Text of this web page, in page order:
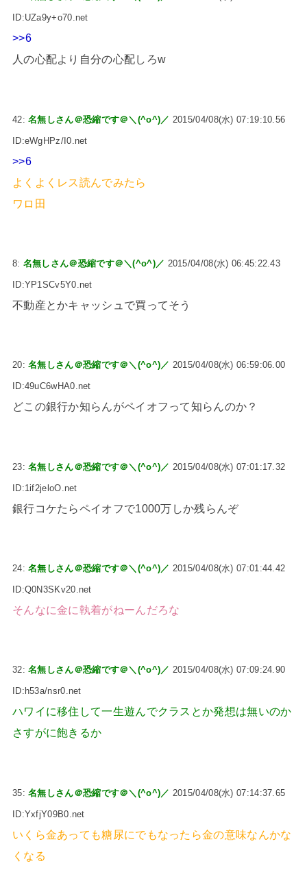
ID:UZa9y+o70.net
>>6
人の心配より自分の心配しろw
42:名無しさん＠恐縮です＠＼(^o^)／ 2015/04/08(水) 07:19:10.56
ID:eWgHPz/I0.net
>>6
よくよくレス読んでみたら
ワロ田
8: 名無しさん＠恐縮です＠＼(^o^)／ 2015/04/08(水) 06:45:22.43
ID:YP1SCv5Y0.net
不動産とかキャッシュで買ってそう
20:名無しさん＠恐縮です＠＼(^o^)／ 2015/04/08(水) 06:59:06.00
ID:49uC6wHA0.net
どこの銀行か知らんがペイオフって知らんのか？
23:名無しさん＠恐縮です＠＼(^o^)／ 2015/04/08(水) 07:01:17.32
ID:1if2jeloO.net
銀行コケたらペイオフで1000万しか残らんぞ
24:名無しさん＠恐縮です＠＼(^o^)／ 2015/04/08(水) 07:01:44.42
ID:Q0N3SKv20.net
そんなに金に執着がねーんだろな
32:名無しさん＠恐縮です＠＼(^o^)／ 2015/04/08(水) 07:09:24.90
ID:h53a/nsr0.net
ハワイに移住して一生遊んでクラスとか発想は無いのか
さすがに飽きるか
35:名無しさん＠恐縮です＠＼(^o^)／ 2015/04/08(水) 07:14:37.65
ID:YxfjY09B0.net
いくら金あっても糖尿にでもなったら金の意味なんかな
くなる